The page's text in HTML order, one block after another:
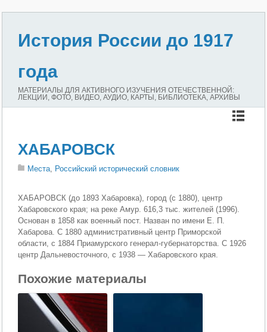
История России до 1917
года
МАТЕРИАЛЫ ДЛЯ АКТИВНОГО ИЗУЧЕНИЯ ОТЕЧЕСТВЕННОЙ:
ЛЕКЦИИ, ФОТО, ВИДЕО, АУДИО, КАРТЫ, БИБЛИОТЕКА, АРХИВЫ
ХАБАРОВСК
Места, Российский исторический словник
ХАБАРОВСК (до 1893 Хабаровка), город (с 1880), центр
Хабаровского края; на реке Амур. 616,3 тыс. жителей (1996).
Основан в 1858 как военный пост. Назван по имени Е. П.
Хабарова. С 1880 административный центр Приморской
области, с 1884 Приамурского генерал-губернаторства. С 1926
центр Дальневосточного, с 1938 — Хабаровского края.
Похожие материалы